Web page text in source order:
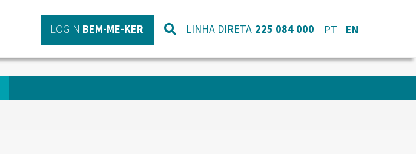
LOGIN BEM-ME-KER LINHA DIRETA 225 084 000 PT EN